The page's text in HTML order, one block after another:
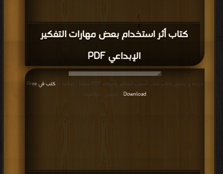
كتاب أثر استخدام بعض مهارات التفكير
الإبداعي PDF
قراءة و تحميل كتاب كتاب أسس التفكير وأدواته PDF مجانا | مكتبة >
كتب في Free
Download | التحميل : مرة/مرات